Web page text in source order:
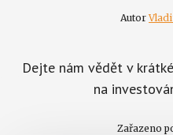
Autor
Dejte nám vědět v
na
Zařazeno